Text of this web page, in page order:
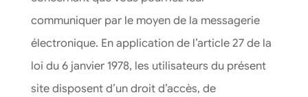
communiquer par le moyen de la messagerie
électronique. En application de l’article 27 de la
loi du 6 janvier 1978, les utilisateurs du présent
site disposent d’un droit d’accès, de